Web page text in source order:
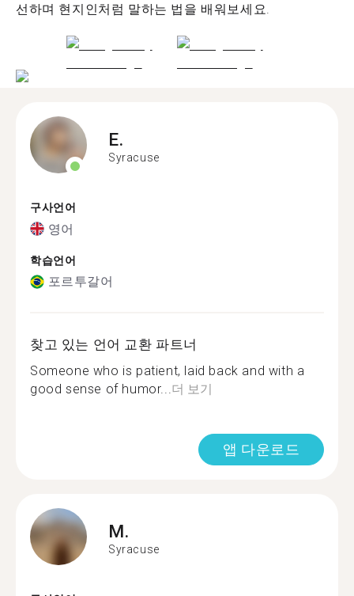
선하며 현지인처럼 말하는 법을 배워보세요.
E.
Syracuse
구사언어
영어
학습언어
포르투갈어
찾고 있는 언어 교환 파트너
Someone who is patient, laid back and with a
good sense of humor...더 보기
앱 다운로드
M.
Syracuse